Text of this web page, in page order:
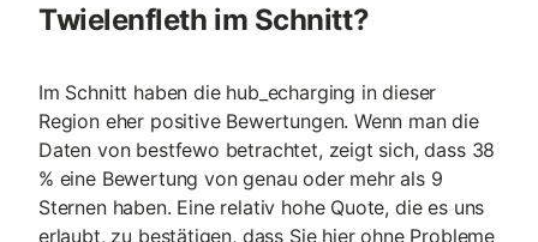
Twielenfleth im Schnitt?
Im Schnitt haben die hub_echarging in dieser
Region eher positive Bewertungen. Wenn man die
Daten von bestfewo betrachtet, zeigt sich, dass 38
% eine Bewertung von genau oder mehr als 9
Sternen haben. Eine relativ hohe Quote, die es uns
erlaubt, zu bestätigen, dass Sie hier ohne Probleme